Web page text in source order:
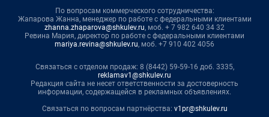
По вопросам коммерческого сотрудничества:
Жапарова Жанна, менеджер по работе с федеральными клиентами
zhanna.zhaparova@shkulev.ru, моб. + 7 982 640 34 32
Ревина Мария, директор по работе с федеральными клиентами
mariya.revina@shkulev.ru, моб. +7 910 402 4056
Связаться с отделом продаж: 8 (8442) 59-59-16 доб. 3335,
reklamav1@shkulev.ru
Редакция сайта не несет ответственности за достоверность
информации, содержащейся в рекламных объявлениях.
Связаться по вопросам партнёрства: v1pr@shkulev.ru